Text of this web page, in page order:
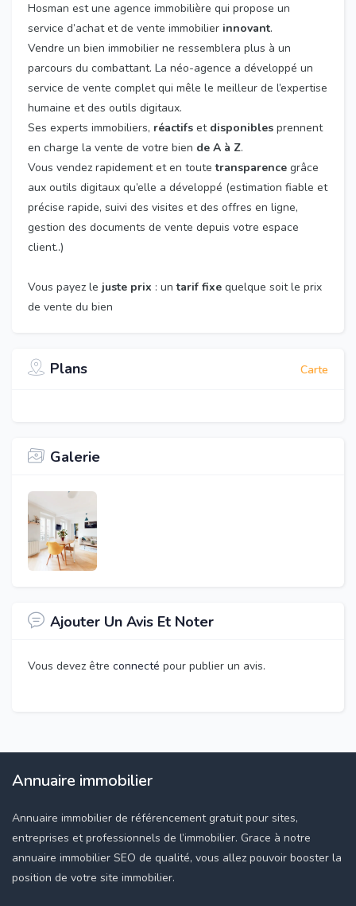
Hosman est une agence immobilière qui propose un
service d’achat et de vente immobilier innovant.
Vendre un bien immobilier ne ressemblera plus à un
parcours du combattant. La néo-agence a développé un
service de vente complet qui mêle le meilleur de l’expertise
humaine et des outils digitaux.
Ses experts immobiliers, réactifs et disponibles prennent
en charge la vente de votre bien de A à Z.
Vous vendez rapidement et en toutetransparence grâce
aux outils digitaux qu’elle a développé (estimation fiable et
précise rapide, suivi des visites et des offres en ligne,
gestion des documents de vente depuis votre espace
client..)
Vous payez le juste prix : untarif fixe quelque soit le prix
de vente du bien
Plans Carte
Galerie
Ajouter Un Avis Et Noter
Vous devez être connecté pour publier un avis.
Annuaire immobilier
Annuaire immobilier de référencement gratuit pour sites,
entreprises et professionnels de l’immobilier. Grace à notre
annuaire immobilier SEO de qualité, vous allez pouvoir booster la
position de votre site immobilier.